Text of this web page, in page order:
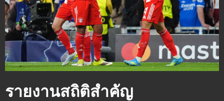
รายงานสถิติสำคัญ